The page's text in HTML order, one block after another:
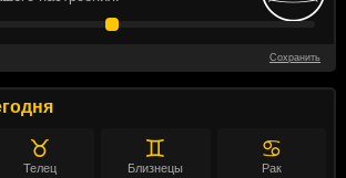
Сохранить
♉
Телец
♊
Близнецы
♋
Рак